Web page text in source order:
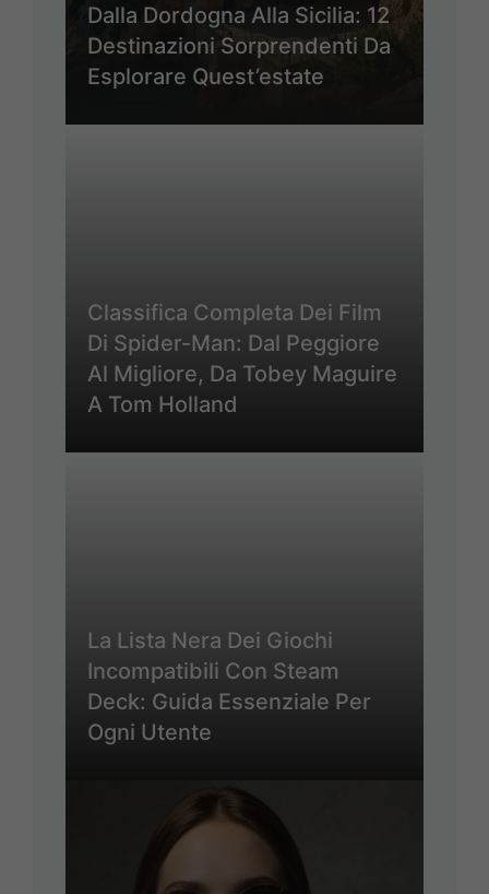
Dalla Dordogna Alla Sicilia: 12
Destinazioni Sorprendenti Da
Esplorare Quest’estate
Classifica Completa Dei Film
Di Spider-Man: Dal Peggiore
Al Migliore, Da Tobey Maguire
A Tom Holland
La Lista Nera Dei Giochi
Incompatibili Con Steam
Deck: Guida Essenziale Per
Ogni Utente